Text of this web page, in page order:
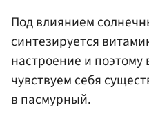
Под влиянием
синтезируется
настроение и
чувствуем себя
в пасмурный.